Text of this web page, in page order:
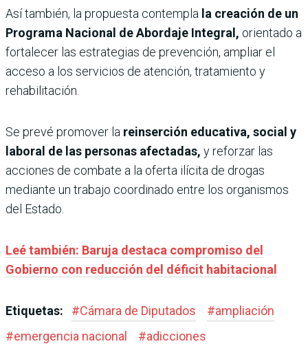
Así también, la propuesta contempla la creación de un
Programa Nacional de Abordaje Integral, orientado a
fortalecer las estrategias de prevención, ampliar el
acceso a los servicios de atención, tratamiento y
rehabilitación.
Se prevé promover la reinserción educativa, social y
laboral de las personas afectadas, y reforzar las
acciones de combate a la oferta ilícita de drogas
mediante un trabajo coordinado entre los organismos
del Estado.
Leé también: Baruja destaca compromiso del
Gobierno con reducción del déficit habitacional
Etiquetas: #Cámara de Diputados #ampliación
#emergencia nacional #adicciones